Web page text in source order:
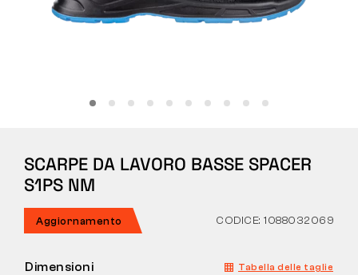
Tattiche
CHI SIAMO
LABORATORIO BENNON
SCARPE DA LAVORO BASSE SPACER
S1PS NM
Aggiornamento CODICE: 1088032069
Dimensioni Tabella delle taglie